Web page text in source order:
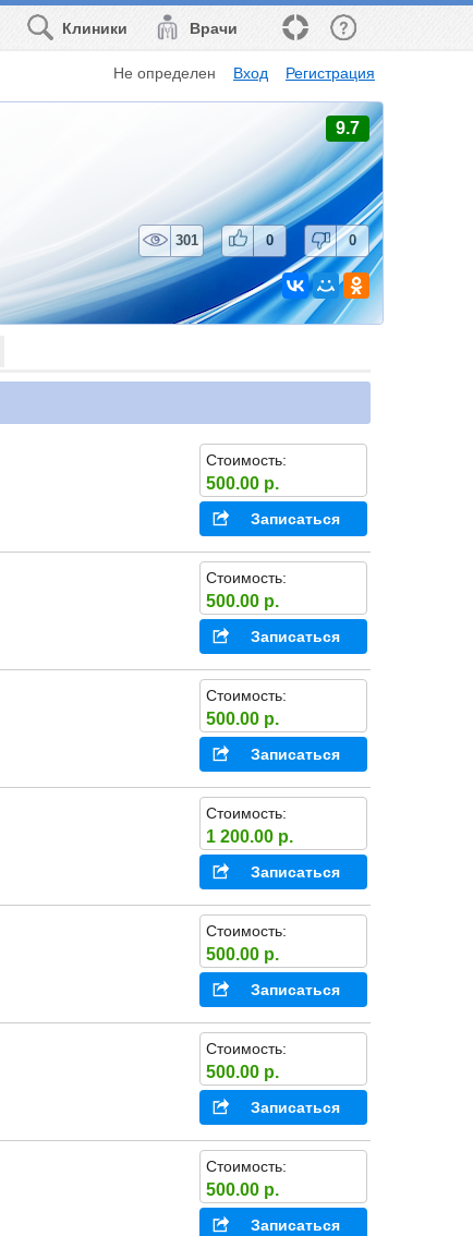
Врачи
Клиники
Не определен Вход Регистрация
9.7
301 0 0
Стоимость:
500.00 р.
Записаться
Стоимость:
500.00 р.
Записаться
Стоимость:
500.00 р.
Записаться
Стоимость:
1 200.00 р.
Записаться
Стоимость:
500.00 р.
Записаться
Стоимость:
500.00 р.
Записаться
Стоимость:
500.00 р.
Записаться